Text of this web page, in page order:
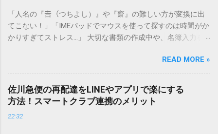
「人名の『𠮷（つちよし）』や『齋』の難しい方が変換に出
てこない！」「IMEパッドでマウスを使って探すのは時間がか
かりすぎてストレス…」 大切な書類の作成中や、名簿入力を
てしまいますよね。多くの人が「IMEパッド（手書き入力）」
を使いますが、実はマウスで一画ずつ書くのは非効率です
し、似た漢字が多すぎて結局見つからないことも少なくあり
ません。 そこで今回は、IMEパッドを使わずに、特定のコー
ドを打ち込むだけで一瞬で旧字や外字、特殊記号を呼び出す
「文字コード入力」のテクニックを詳しく解説します。 この
READ MORE »
佐川急便の再配達をLINEやアプリで楽にする
方法！スマートクラブ連携のメリット
22:32